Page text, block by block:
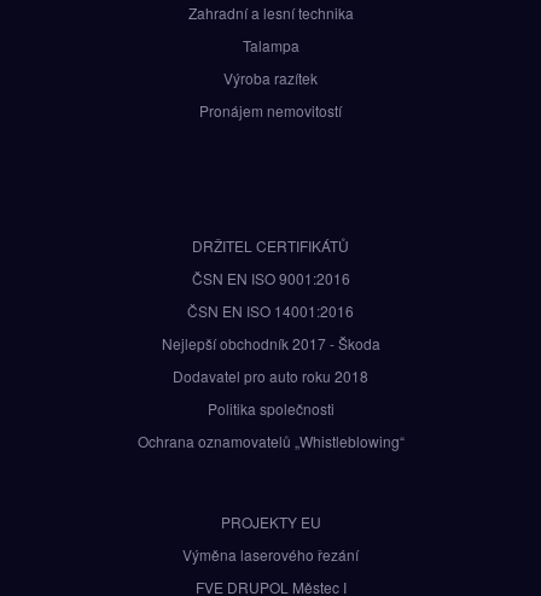
Zahradní a lesní technika
Talampa
Výroba razítek
Pronájem nemovitostí
DRŽITEL CERTIFIKÁTŮ
ČSN EN ISO 9001:2016
ČSN EN ISO 14001:2016
Nejlepší obchodník 2017 - Škoda
Dodavatel pro auto roku 2018
Politika společnosti
Ochrana oznamovatelů „Whistleblowing“
PROJEKTY EU
Výměna laserového řezání
FVE DRUPOL Městec I